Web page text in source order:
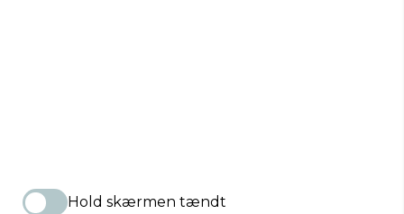
Hold skærmen tændt